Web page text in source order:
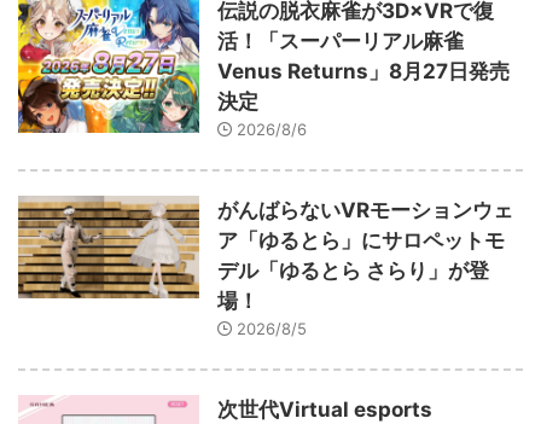
伝説の脱衣麻雀が3D×VRで復
活！「スーパーリアル麻雀
Venus Returns」8月27日発売
決定
2026/8/6
がんばらないVRモーションウェ
ア「ゆるとら」にサロペットモ
デル「ゆるとら さらり」が登
場！
2026/8/5
次世代Virtual esports